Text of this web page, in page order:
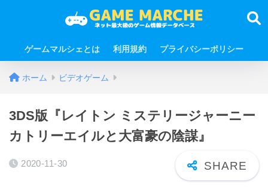
ゲームマルシェとは 利用規約 プライバシーポリシー
ホーム ビデオゲーム
3DS版『レイトン ミステリージャーニー
カトリーエイルと大富豪の陰謀』
2020-11-30